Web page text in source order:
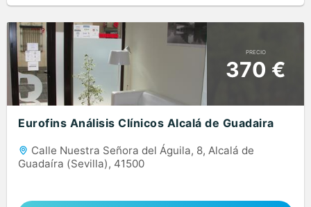
PRECIO
370 €
Eurofins Análisis Clínicos Alcalá de Guadaira
Calle Nuestra Señora del Águila, 8, Alcalá de
Guadaíra (Sevilla), 41500